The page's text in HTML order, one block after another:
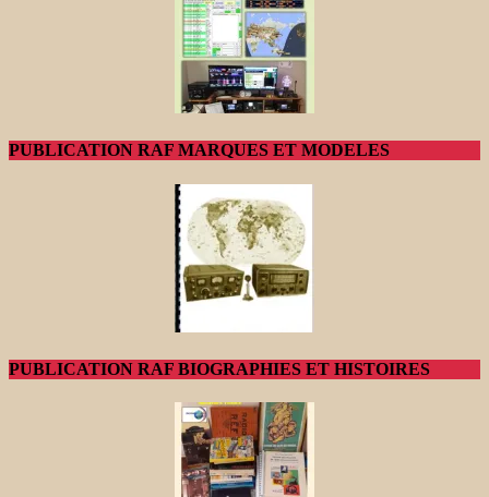
PUBLICATION RAF MARQUES ET MODELES
PUBLICATION RAF BIOGRAPHIES ET HISTOIRES